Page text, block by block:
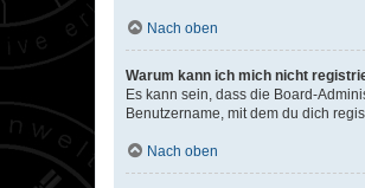
Nach oben
Warum kann ich mich nicht
Es kann sein, dass die Board-
Benutzername, mit dem du dich
Nach oben